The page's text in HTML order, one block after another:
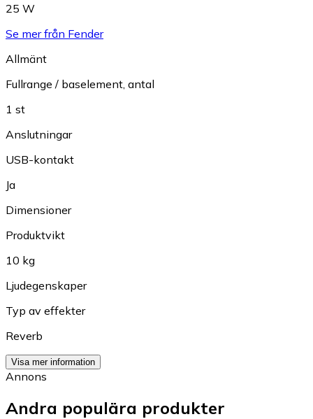
25 W
Se mer från Fender
Allmänt
Fullrange / baselement, antal
1 st
Anslutningar
USB-kontakt
Ja
Dimensioner
Produktvikt
10 kg
Ljudegenskaper
Typ av effekter
Reverb
Visa mer information
Annons
Andra populära produkter